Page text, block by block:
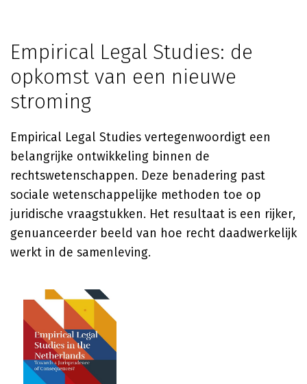
Empirical Legal Studies: de
opkomst van een nieuwe
stroming
Empirical Legal Studies vertegenwoordigt een
belangrijke ontwikkeling binnen de
rechtswetenschappen. Deze benadering past
sociale wetenschappelijke methoden toe op
juridische vraagstukken. Het resultaat is een rijker,
genuanceerder beeld van hoe recht daadwerkelijk
werkt in de samenleving.